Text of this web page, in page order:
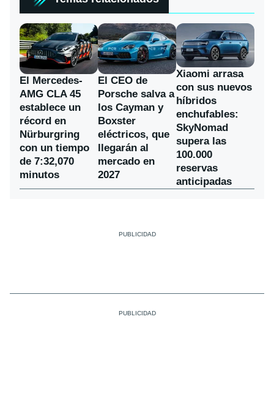
El Mercedes-
AMG CLA 45
establece un
récord en
Nürburgring
con un tiempo
de 7:32,070
minutos
El CEO de
Porsche salva a
los Cayman y
Boxster
eléctricos, que
llegarán al
mercado en
2027
Xiaomi arrasa
con sus nuevos
híbridos
enchufables:
SkyNomad
supera las
100.000
reservas
anticipadas